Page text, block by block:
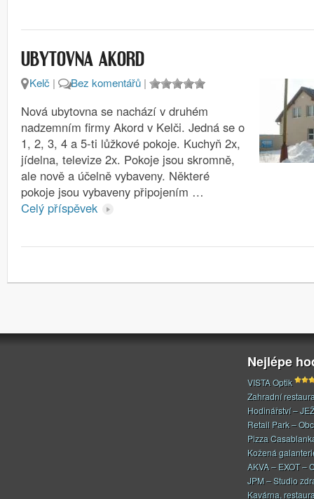
UBYTOVNA AKORD
Kelč | Bez komentářů |
Nová ubytovna se nachází v druhém
nadzemním firmy Akord v Kelči. Jedná se o
1, 2, 3, 4 a 5-ti lůžkové pokoje. Kuchyň 2x,
jídelna, televize 2x. Pokoje jsou skromně,
ale nově a účelně vybaveny. Některé
pokoje jsou vybaveny připojením …
Celý příspěvek
Nejlépe
VISTA Optik
Zahradní
Hodinářství – JEŽ
Retail Park –
Pizza
Kožená
AKVA – EXOT –
JPM – Studio
Kavárna,